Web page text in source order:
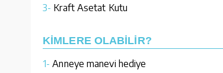
3- Kraft Asetat Kutu
KİMLERE OLABİLİR?
1- Anneye manevi hediye